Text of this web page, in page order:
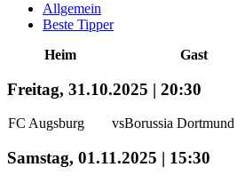
Allgemein
Beste Tipper
Heim
Gast
Freitag, 31.10.2025 | 20:30
FC Augsburg vsBorussia Dortmund
Samstag, 01.11.2025 | 15:30